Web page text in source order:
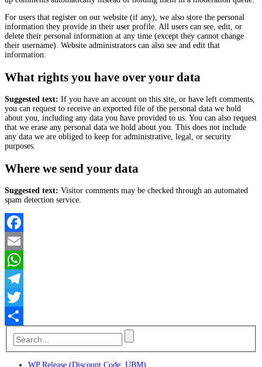
For users that register on our website (if any), we also store the personal
information they provide in their user profile. All users can see, edit, or
delete their personal information at any time (except they cannot change
their username). Website administrators can also see and edit that
information.
What rights you have over your data
Suggested text: If you have an account on this site, or have left comments,
you can request to receive an exported file of the personal data we hold
about you, including any data you have provided to us. You can also request
that we erase any personal data we hold about you. This does not include
any data we are obliged to keep for administrative, legal, or security
purposes.
Where we send your data
Suggested text: Visitor comments may be checked through an automated
spam detection service.
Facebook
Email
WhatsApp
Telegram
Twitter
Teilen
WP Release (Discount Code: UBM)